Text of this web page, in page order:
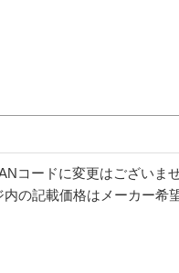
コードに変更はございま
内の記載価格はメーカー希